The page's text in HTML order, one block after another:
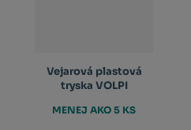
Vejarová plastová
tryska VOLPI
MENEJ AKO 5 KS